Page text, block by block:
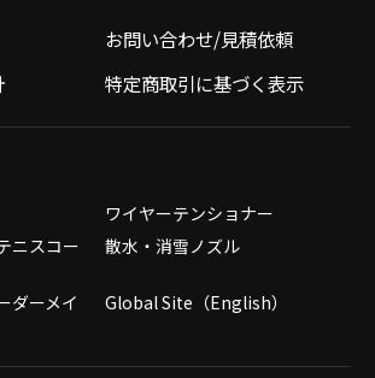
お問い合わせ/見積依頼
特定商取引に基づく表示
ワイヤーテンショナー
ニスコー
散水・消雪ノズル
ダーメイ
Global Site（English）